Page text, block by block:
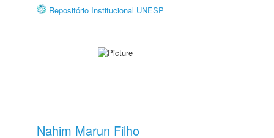
Repositório Institucional UNESP
Nahim Marun Filho